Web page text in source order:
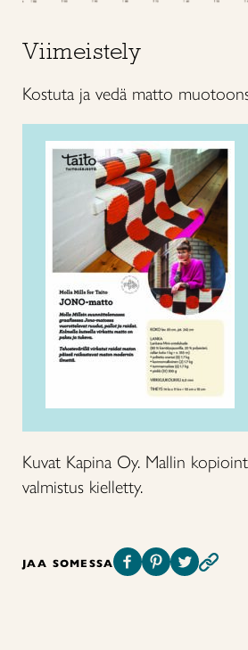
Viimeistely
Kostuta ja vedä matto
Kuvat Kapina Oy. Mallin
valmistus kielletty.
JAA SOMESSA